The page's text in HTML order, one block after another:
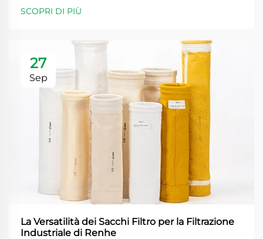
SCOPRI DI PIÙ
27
Sep
La Versatilità dei Sacchi Filtro per la Filtrazione
Industriale di Renhe